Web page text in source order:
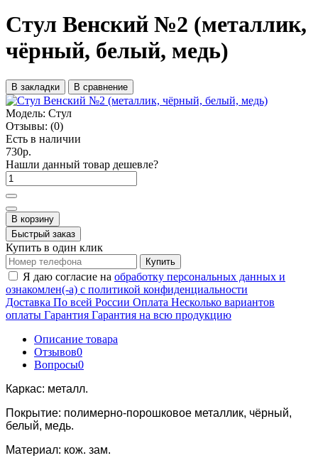
Стул Венский №2 (металлик,
чёрный, белый, медь)
В закладки В сравнение
Модель: Стул
Отзывы: (0)
Есть в наличии
730р.
Нашли данный товар дешевле?
В корзину
Быстрый заказ
Купить в один клик
Купить
Я даю согласие на обработку персональных данных и
ознакомлен(-а) с политикой конфиденциальности
Доставка По всей России Оплата Несколько вариантов
оплаты Гарантия Гарантия на всю продукцию
Описание товара
Отзывов0
Вопросы0
Каркас: металл.
Покрытие: полимерно-порошковое металлик, чёрный,
белый, медь.
Материал: кож. зам.